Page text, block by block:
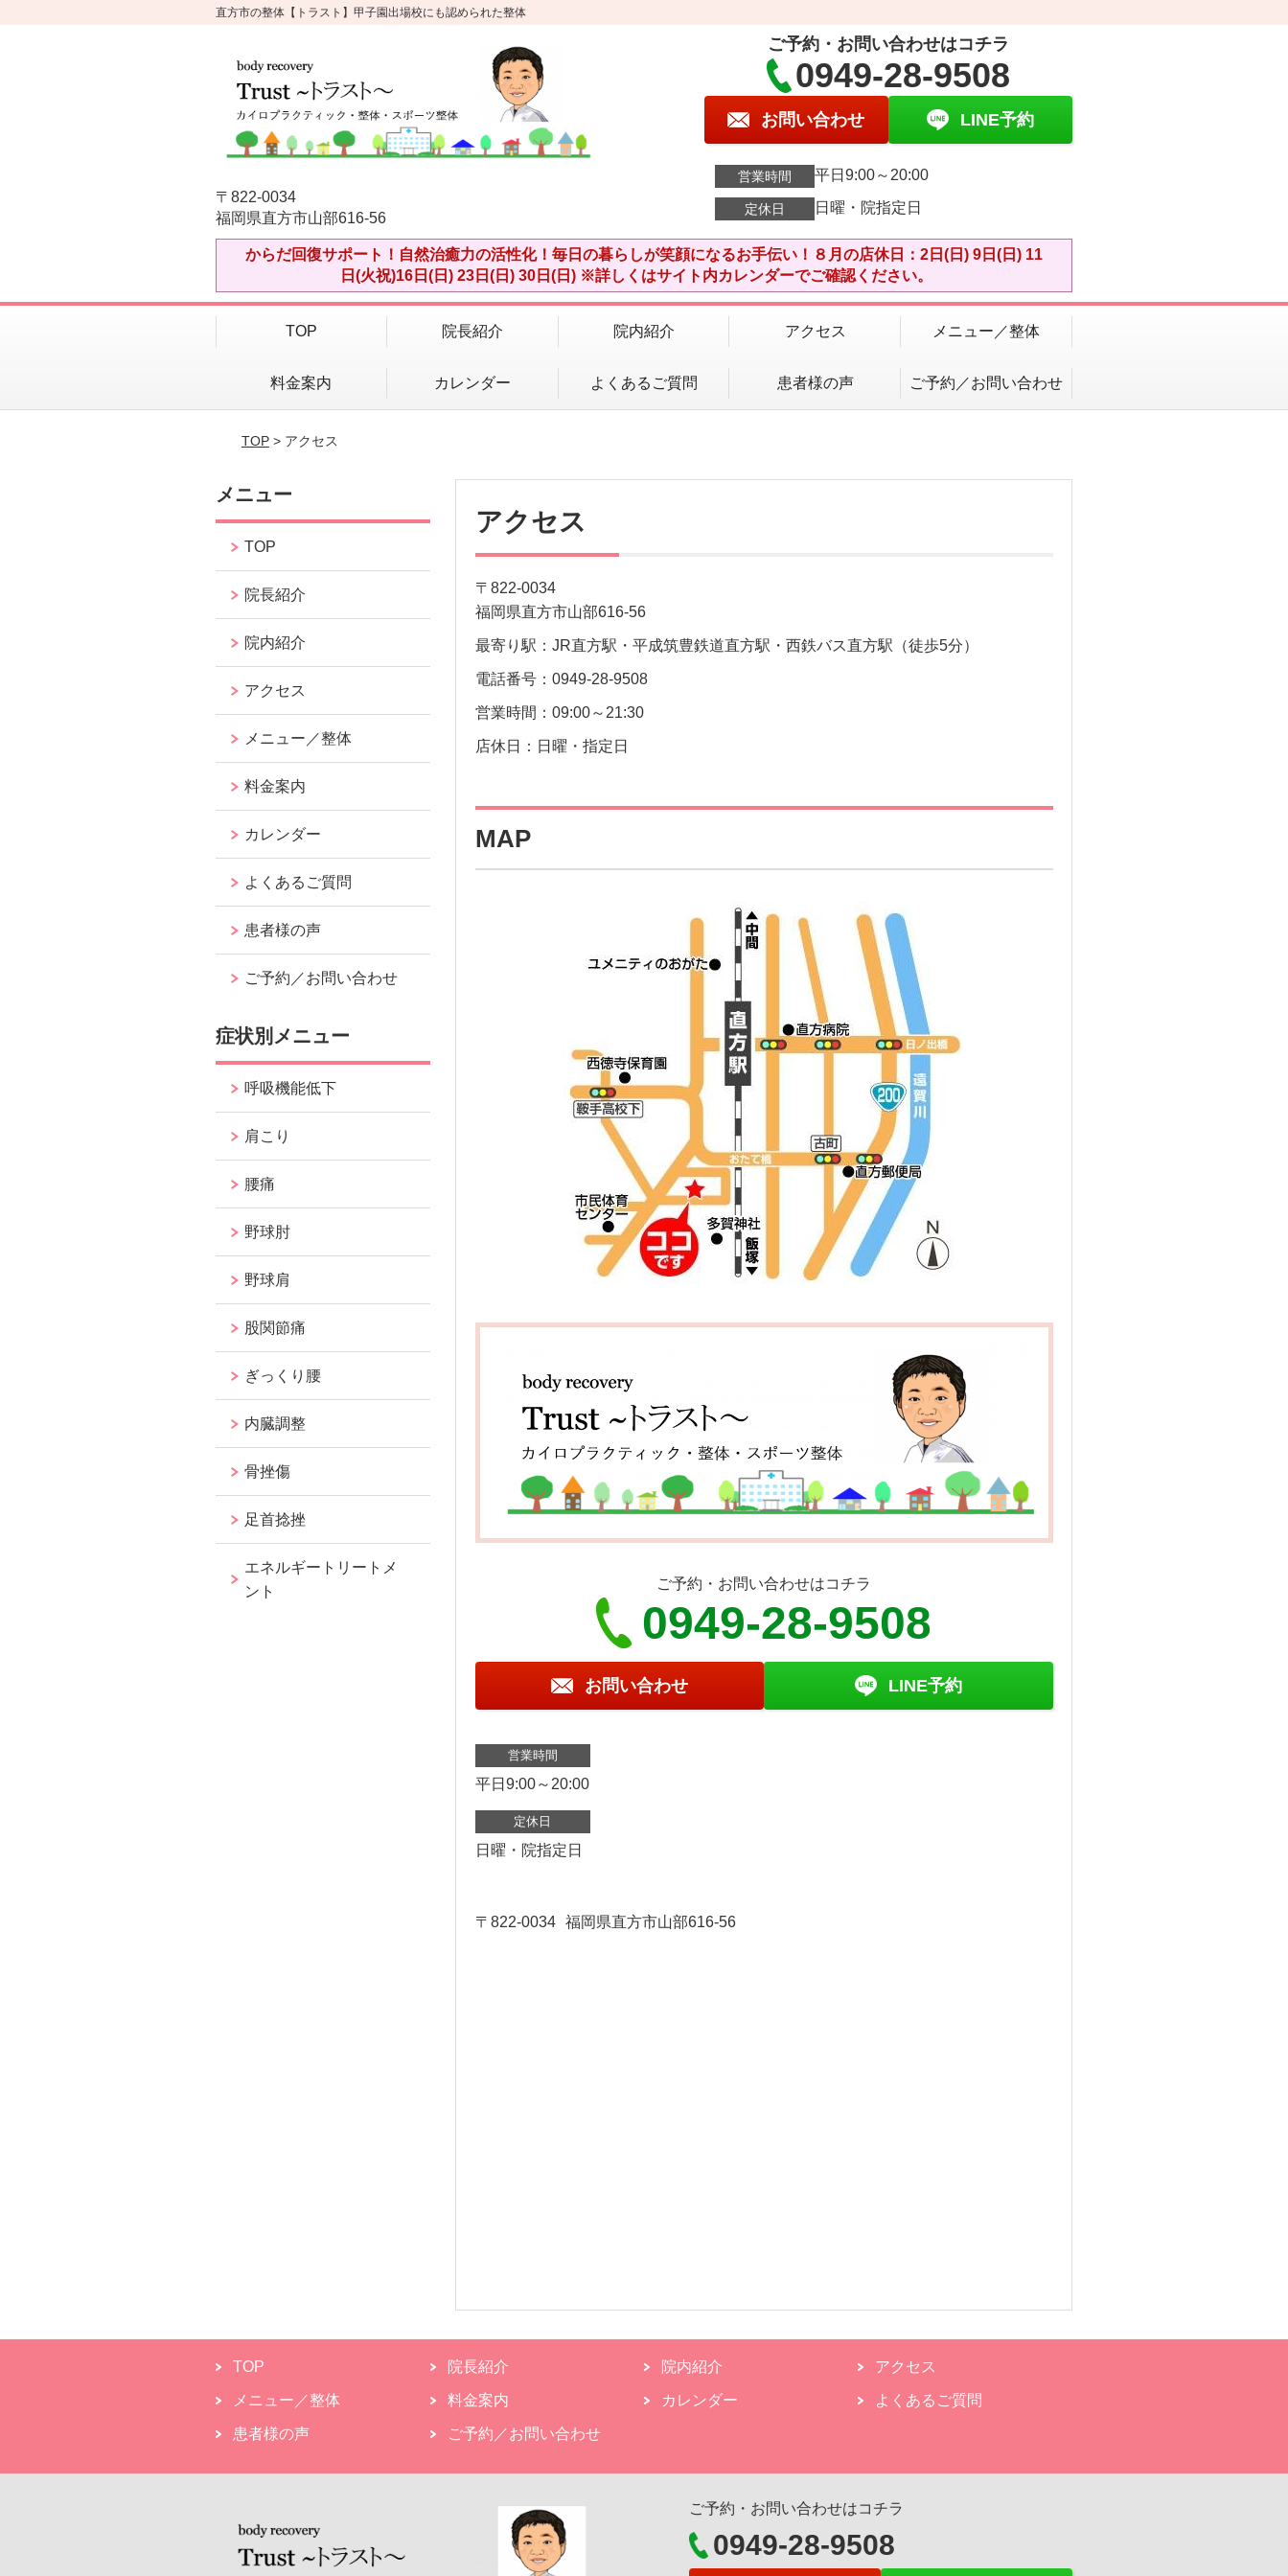
直方市の整体【トラスト】甲子園出場校にも認められた整体
〒822-0034
福岡県直方市山部616-56
ご予約・お問い合わせはコチラ
0949-28-9508
お問い合わせ LINE予約
営業時間 平日9:00～20:00
定休日 日曜・院指定日
からだ回復サポート！自然治癒力の活性化！毎日の暮らしが笑顔になるお手伝い！８月の店休日：2日(日) 9日(日) 11
日(火祝)16日(日) 23日(日) 30日(日) ※詳しくはサイト内カレンダーでご確認ください。
TOP 院長紹介 院内紹介 アクセス メニュー／整体
料金案内 カレンダー よくあるご質問 患者様の声 ご予約／お問い合わせ
TOP> アクセス
アクセス
〒822-0034
福岡県直方市山部616-56
最寄り駅：JR直方駅・平成筑豊鉄道直方駅・西鉄バス直方駅（徒歩5分）
電話番号：0949-28-9508
営業時間：09:00～21:30
店休日：日曜・指定日
MAP
ご予約・お問い合わせはコチラ
0949-28-9508
お問い合わせ LINE予約
営業時間
平日9:00～20:00
定休日
日曜・院指定日
〒822-0034 福岡県直方市山部616-56
メニュー
TOP
院長紹介
院内紹介
アクセス
メニュー／整体
料金案内
カレンダー
よくあるご質問
患者様の声
ご予約／お問い合わせ
症状別メニュー
呼吸機能低下
肩こり
腰痛
野球肘
野球肩
股関節痛
ぎっくり腰
内臓調整
骨挫傷
足首捻挫
エネルギートリートメ
ント
TOP 院長紹介 院内紹介 アクセス
メニュー／整体 料金案内 カレンダー よくあるご質問
患者様の声 ご予約／お問い合わせ
ご予約・お問い合わせはコチラ
0949-28-9508